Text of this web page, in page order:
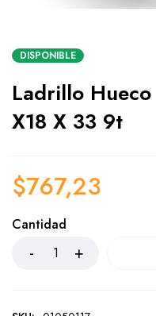
DISPONIBLE
Ladrillo
X18 X 33 9t
$767,23
Cantidad